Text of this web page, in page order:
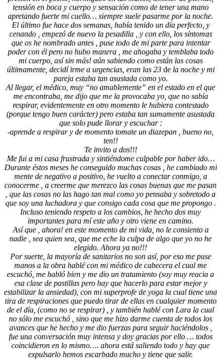
tensión en boca y cuerpo y sensación como de tener una mano
apretando fuerte mi cuello… siempre suele pasarme por la noche.
El último fue hace dos semanas, había tenido un día perfecto, y
cenando , empezó de nuevo la pesadilla , y con ello, los síntomas
que os he nombrado antes , puse todo de mi parte para intentar
poder con él pero no hubo manera , me ahogaba y temblaba todo
mi cuerpo, así sin más! aún sabiendo como están las cosas
últimamente, decidí irme a urgencias, eran las 23 de la noche y mi
pareja estaba tan asustada como yo.
Al llegar, el médico, muy “no amablemente” en el estado en el que
me encontraba, me dijo que me la provocaba yo, que no sabía
respirar, evidentemente en otro momento le hubiera contestado
(porque tengo buen carácter) pero estaba tan sumamente asustada
que solo pude llorar y escuchar :
-aprende a respirar y de momento tomate un diazepan , bueno no,
ten!!
Te invito a dos!!!
Me fui a mi casa frustrada y sintiéndome culpable por haber ido…
Durante éstos meses he conseguido muchas cosas , he cambiado mi
mente de negativo a positivo, he vuelto a conectar conmigo, a
conocerme , a creerme que merezco las cosas buenas que me pasan
, que las cosas no las hago tan mal como yo pensaba y sobretodo a
que soy una luchadora y que consigo cada cosa que me propongo .
Incluso teniendo respeto a los cambios, he hecho dos muy
importantes para mí este año y otro viene en camino.
Así que , ahora! en este momento de mi vida, no le consiento a
nadie , sea quien sea, que me eche la culpa de algo que yo no he
elegido. Ahora ya no!!!
Por suerte, la mayoría de sanitarios no son así, por eso me puse
manos a la obra hablé con mi médico de cabecera el cual me
escuchó, me habló bien y me dio un tratamiento (soy muy reacia a
esa clase de pastillas pero hay que hacerlo para estar mejor y
estabilizar la ansiedad), con mi superprofe de yoga la cual tiene una
tira de respiraciones que puedo tirar de ellas en cualquier momento
de el día, (como no se respirar) , y también hablé con Lara la cual
no sólo me escuchó , sino que me hizo darme cuenta de todos los
avances que he hecho y me dio fuerzas para seguir haciéndolos ,
fue una conversación muy intensa y doy gracias por ello … todos
coincidieron en lo mismo…. ahora está saliendo todo y hay que
expulsarlo hemos escarbado mucho y tiene que salir.